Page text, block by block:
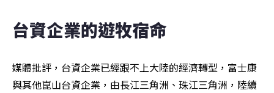
台資企業的遊牧宿命
媒體批評，台資企業已經跟不上大陸的經濟轉型，富士康
與其他崑山台資企業，由長江三角洲、珠江三角洲，陸續